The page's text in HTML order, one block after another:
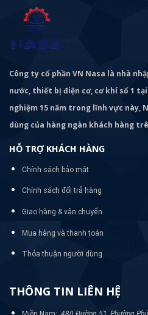
Công ty cổ phần VN Nasa là nhà
nước, thiết bị điện cơ, cơ khí số 1
nghiệm 15 năm trong lĩnh vực này,
dùng của hàng ngàn khách hàng
HỖ TRỢ KHÁCH HÀNG
Chính sách bảo mật
Chính sách đổi trả hàng
Giao hàng & vận chuyển
Mua hàng và thanh toán
Thỏa thuận người dùng
THÔNG TIN LIÊN HỆ